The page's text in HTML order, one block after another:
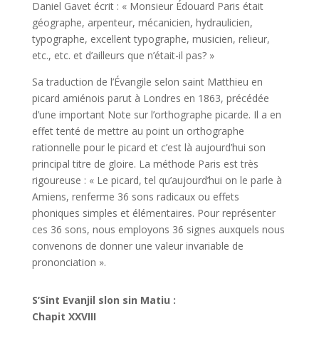
Daniel Gavet écrit : « Monsieur Édouard Paris était
géographe, arpenteur, mécanicien, hydraulicien,
typographe, excellent typographe, musicien, relieur,
etc., etc. et d’ailleurs que n’était-il pas? »
Sa traduction de l’Évangile selon saint Matthieu en
picard amiénois parut à Londres en 1863, précédée
d’une important Note sur l’orthographe picarde. Il a en
effet tenté de mettre au point un orthographe
rationnelle pour le picard et c’est là aujourd’hui son
principal titre de gloire. La méthode Paris est très
rigoureuse : « Le picard, tel qu’aujourd’hui on le parle à
Amiens, renferme 36 sons radicaux ou effets
phoniques simples et élémentaires. Pour représenter
ces 36 sons, nous employons 36 signes auxquels nous
convenons de donner une valeur invariable de
prononciation ».
S’Sint Evanjil slon sin Matiu :
Chapit XXVIII